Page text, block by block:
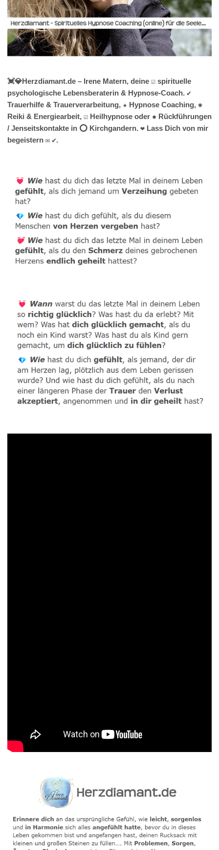
💓️💎Herzdiamant.de – Irene Matern, deine ☑️ spirituelle
psychologische Lebensberaterin & Hypnose-Coach. ✔️
Trauerhilfe & Trauerverarbeitung, ★ Hypnose Coaching, ✺
Reiki & Energiearbeit, ☑️ Heilhypnose oder ✹ Rückführungen
/ Jenseitskontakte in ⭕ Kirchgandern. ❤ Lass Dich von mir
begeistern ✉ ✔.